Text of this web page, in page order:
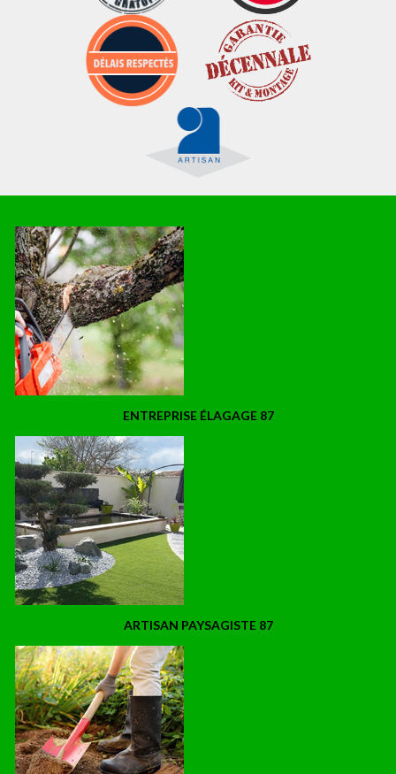
ENTREPRISE ÉLAGAGE 87
ARTISAN PAYSAGISTE 87